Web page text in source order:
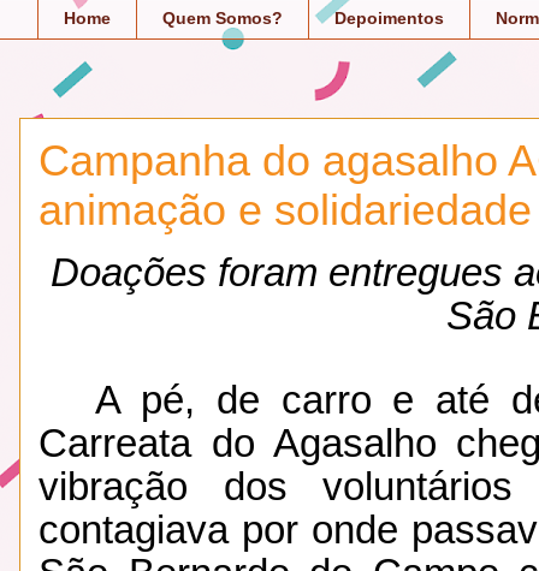
Home Quem Somos? Depoimentos
Campanha do agasalho
animação e
Doações foram entregues
São
A pé, de carro e até
Carreata do Agasalho
vibração dos
contagiava por onde